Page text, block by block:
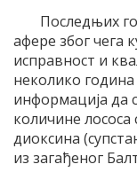
Последњих
афере због чега
исправност и
неколико година
информација да
количине
диоксина
из загађеног